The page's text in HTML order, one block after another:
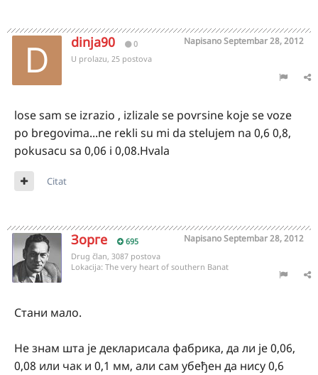
dinja90 0 NapisanoSeptembar 28, 2012
U prolazu, 25 postova
lose sam se izrazio , izlizale se povrsine koje se voze
po bregovima...ne rekli su mi da stelujem na 0,6 0,8,
pokusacu sa 0,06 i 0,08.Hvala
Citat
Зорге 695 NapisanoSeptembar 28, 2012
Drug član, 3087 postova
Lokacija: The very heart of southern Banat
Стани мало.
Не знам шта је декларисала фабрика, да ли је 0,06,
0,08 или чак и 0,1 мм, али сам убеђен да нису 0,6